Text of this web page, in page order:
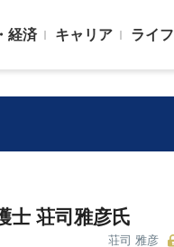
経済 キャリア ライフ
士 荘司雅彦氏
荘司 雅彦